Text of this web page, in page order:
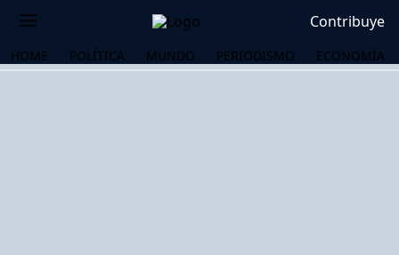
Contribuye
HOME POLÍTICA MUNDO PERIODISMO ECONOMÍA